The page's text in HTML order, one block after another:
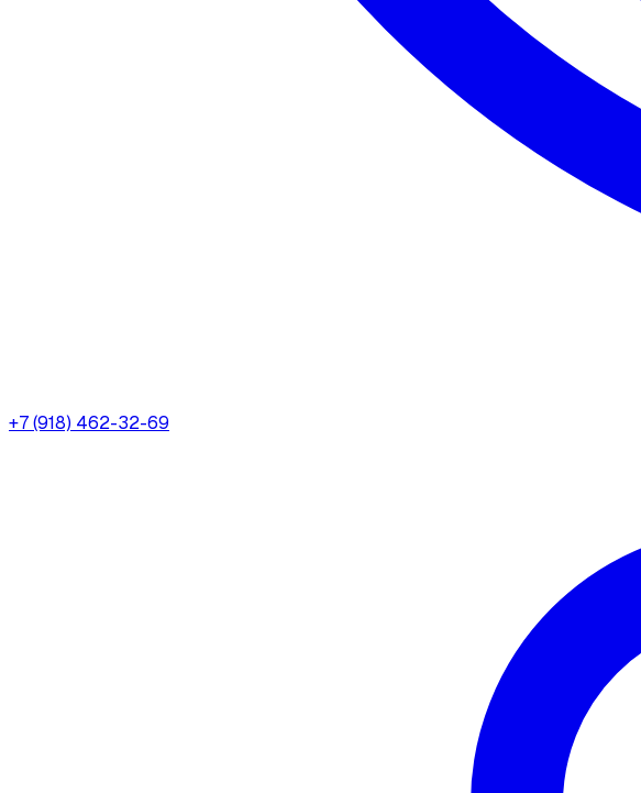
+7 (918) 462-32-69